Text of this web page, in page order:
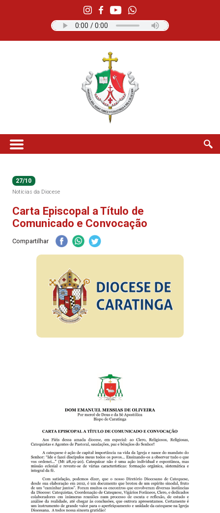
27/10
Notícias da Diocese
Carta Episcopal a Título de
Comunicado e Convocação
Compartilhar